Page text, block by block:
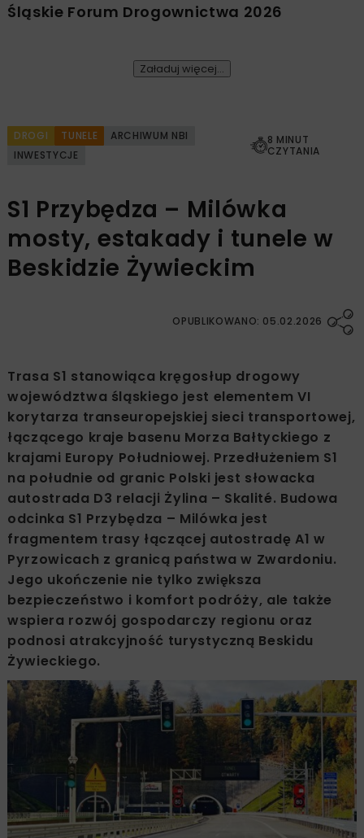
Śląskie Forum Drogownictwa 2026
Załaduj więcej...
DROGI TUNELE
ARCHIWUM NBI
INWESTYCJE
8 MINUT
CZYTANIA
S1 Przybędza – Milówka
mosty, estakady i tunele w
Beskidzie Żywieckim
OPUBLIKOWANO: 05.02.2026
Trasa S1 stanowiąca kręgosłup drogowy
województwa śląskiego jest elementem VI
korytarza transeuropejskiej sieci transportowej,
łączącego kraje basenu Morza Bałtyckiego z
krajami Europy Południowej. Przedłużeniem S1
na południe od granic Polski jest słowacka
autostrada D3 relacji Żylina – Skalité. Budowa
odcinka S1 Przybędza – Milówka jest
fragmentem trasy łączącej autostradę A1 w
Pyrzowicach z granicą państwa w Zwardoniu.
Jego ukończenie nie tylko zwiększa
bezpieczeństwo i komfort podróży, ale także
wspiera rozwój gospodarczy regionu oraz
podnosi atrakcyjność turystyczną Beskidu
Żywieckiego.